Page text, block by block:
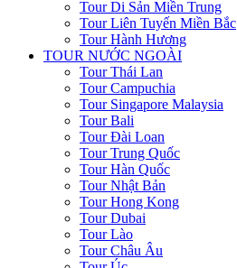
Tour Di Sản Miền Trung
Tour Liên Tuyến Miền Bắc
Tour Hành Hương
TOUR NƯỚC NGOÀI
Tour Thái Lan
Tour Campuchia
Tour Singapore Malaysia
Tour Bali
Tour Đài Loan
Tour Trung Quốc
Tour Hàn Quốc
Tour Nhật Bản
Tour Hong Kong
Tour Dubai
Tour Lào
Tour Châu Âu